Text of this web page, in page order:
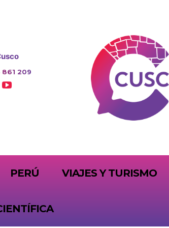
861 209
PERÚ VIAJES Y TURISMO